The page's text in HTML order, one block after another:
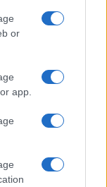
or
app.